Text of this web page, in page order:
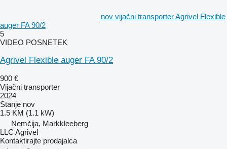
nov vijačni transporter Agrivel Flexible
auger FA 90/2
5
VIDEO POSNETEK
Agrivel Flexible auger FA 90/2
900 €
Vijačni transporter
2024
Stanje nov
1.5 KM (1.1 kW)
Nemčija, Markkleeberg
LLC Agrivel
Kontaktirajte prodajalca